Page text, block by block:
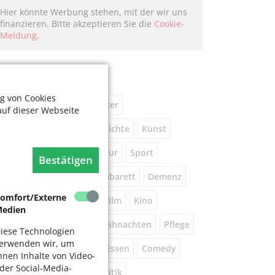
von Cookies
dieser Webseite
Bestätigen
Externe
Technologien
wir, um
Inhalte von Video-
Social-Media-
Hier könnte Werbung stehen, mit der wir uns
finanzieren. Bitte akzeptieren Sie die Cookie-
Meldung.
kostenlos Theater
Geschichte Kunst
Literatur Sport
Gespräche Kabarett Demenz
Brauchtum Film Kino
Weihnachten Pflege
Tanz Vortrag Essen Comedy
Gesundheit Politik